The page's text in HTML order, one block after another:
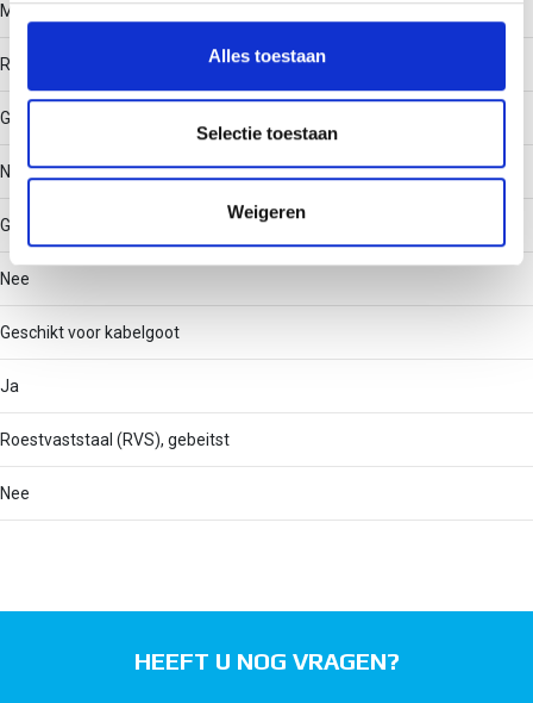
personaliseren, om functies voor social media te bieden
en om ons websiteverkeer te analyseren. Ook delen we
partners voor social media, adverteren en analyse. Deze
partners kunnen deze gegevens combineren met andere
informatie die u aan ze heeft verstrekt of die ze hebben
verzameld op basis van uw gebruik van hun services.
Alles toestaan
Selectie toestaan
Weigeren
Materiaal
Roestvaststaal (RVS)
Geschikt voor draadgoot
Nee
Geschikt voor kabelladder
Nee
Geschikt voor kabelgoot
Ja
Roestvaststaal (RVS), gebeitst
Nee
HEEFT U NOG VRAGEN?